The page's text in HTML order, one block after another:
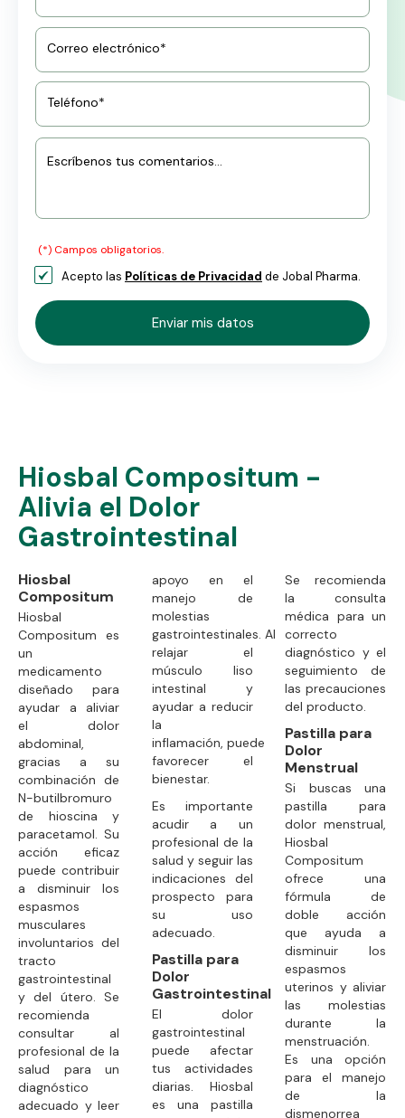
Correo electrónico*
Teléfono*
Escríbenos tus comentarios...
(*) Campos obligatorios.
Acepto las Políticas de Privacidad de Jobal Pharma.
Hiosbal Compositum -
Alivia el Dolor
Gastrointestinal
Hiosbal
Compositum
Hiosbal
Compositum es
un
medicamento
diseñado para
ayudar a aliviar
el dolor
abdominal,
gracias a su
combinación de
N-butilbromuro
de hioscina y
paracetamol. Su
acción eficaz
puede contribuir
a disminuir los
espasmos
musculares
involuntarios del
tracto
gastrointestinal
y del útero. Se
recomienda
consultar al
profesional de la
salud para un
diagnóstico
adecuado y leer
apoyo en el
manejo de
molestias
gastrointestinales. Al
relajar el
músculo liso
intestinal y
ayudar a reducir
la
inflamación, puede
favorecer el
bienestar.
Es importante
acudir a un
profesional de la
salud y seguir las
indicaciones del
prospecto para
su uso
adecuado.
Pastilla para
Dolor
Gastrointestinal
El dolor
gastrointestinal
puede afectar
tus actividades
diarias. Hiosbal
es una pastilla
Se recomienda
la consulta
médica para un
correcto
diagnóstico y el
seguimiento de
las precauciones
del producto.
Pastilla para
Dolor
Menstrual
Si buscas una
pastilla para
dolor menstrual,
Hiosbal
Compositum
ofrece una
fórmula de
doble acción
que ayuda a
disminuir los
espasmos
uterinos y aliviar
las molestias
durante la
menstruación.
Es una opción
para el manejo
de la
dismenorrea